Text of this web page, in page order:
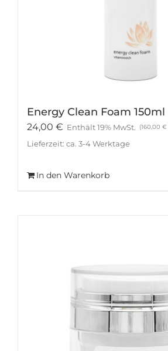
Energy Clean Foam 150ml
24,00 € Enthält 19% MwSt. (160,00 €
Lieferzeit: ca. 3-4 Werktage
In den Warenkorb